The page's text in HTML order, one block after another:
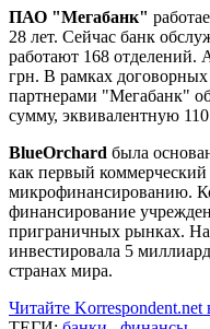
ПАО "Мегабанк"
28 лет. Сейчас банк
работают 168 отделений.
грн. В рамках
партнерами "Мегабанк"
сумму, эквивалентную
BlueOrchard была
как первый коммерческий
микрофинансированию.
финансирование
приграничных рынках. На
инвестировала 5
странах мира.
Читайте Korrespondent.net